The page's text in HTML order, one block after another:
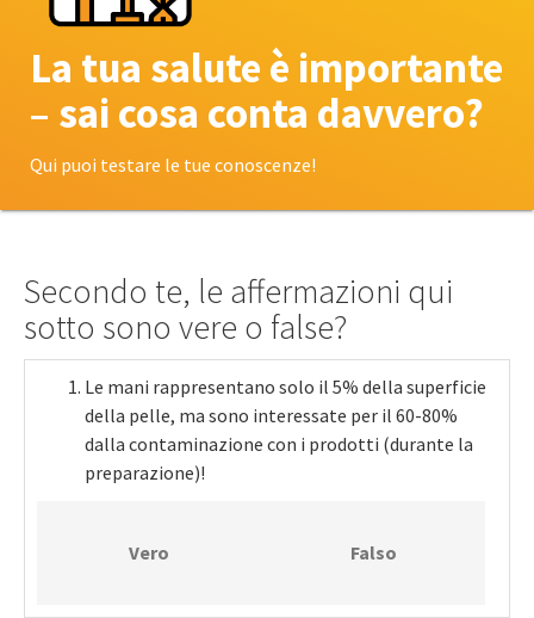
La tua salute è importante
– sai cosa conta davvero?
Qui puoi testare le tue conoscenze!
Secondo te, le affermazioni qui
sotto sono vere o false?
Le mani rappresentano solo il 5% della superficie
della pelle, ma sono interessate per il 60-80%
dalla contaminazione con i prodotti (durante la
preparazione)!
Vero Falso